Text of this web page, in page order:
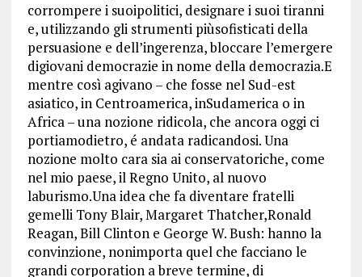
corrompere i suoipolitici, designare i suoi tiranni
e, utilizzando gli strumenti piùsofisticati della
persuasione e dell’ingerenza, bloccare l’emergere
digiovani democrazie in nome della democrazia.E
mentre così agivano – che fosse nel Sud-est
asiatico, in Centroamerica, inSudamerica o in
Africa – una nozione ridicola, che ancora oggi ci
portiamodietro, é andata radicandosi. Una
nozione molto cara sia ai conservatoriche, come
nel mio paese, il Regno Unito, al nuovo
laburismo.Una idea che fa diventare fratelli
gemelli Tony Blair, Margaret Thatcher,Ronald
Reagan, Bill Clinton e George W. Bush: hanno la
convinzione, nonimporta quel che facciano le
grandi corporation a breve termine, di